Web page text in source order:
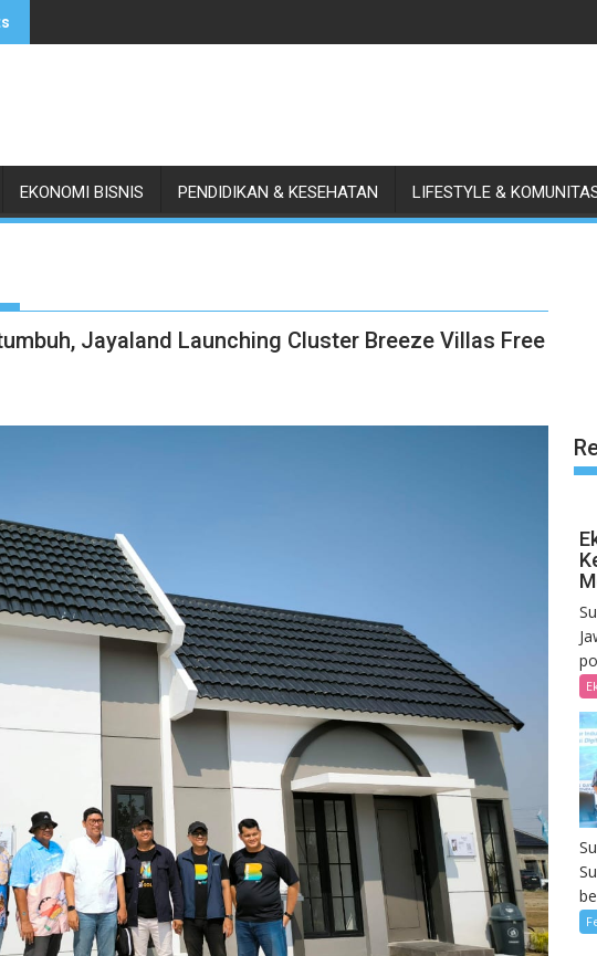
EKONOMI BISNIS PENDIDIKAN & KESEHATAN LIFESTYLE &
Jayaland Launching Cluster Breeze Villas Free